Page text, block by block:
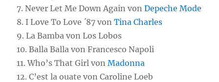
7. Never Let Me Down Again vonDepeche Mode
8. I Love To Love ´87 vonTina Charles
9. La Bamba von Los Lobos
10. Balla Balla von Francesco Napoli
11. Who’s That Girl vonMadonna
12. C’est la ouate von Caroline Loeb